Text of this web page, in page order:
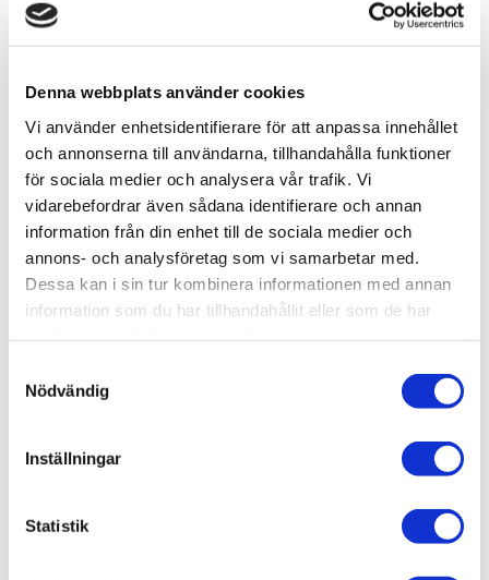
Denna webbplats använder cookies
Vi använder enhetsidentifierare för att anpassa innehållet
och annonserna till användarna, tillhandahålla funktioner
för sociala medier och analysera vår trafik. Vi
vidarebefordrar även sådana identifierare och annan
information från din enhet till de sociala medier och
annons- och analysföretag som vi samarbetar med.
Dessa kan i sin tur kombinera informationen med annan
information som du har tillhandahållit eller som de har
Nödvändig
Inställningar
Statistik
Lägg till i favoriter
Artikelnr
skickas från oss inom 0-1 vardagar
Allmänt
Varje färg kommer förseglad och behöver öppnas före
användning. Vi rekommenderar att använda ett häftstift eller
en grövre nål för att sticka hål.
Omdömen
Baserat på 0 betyg.